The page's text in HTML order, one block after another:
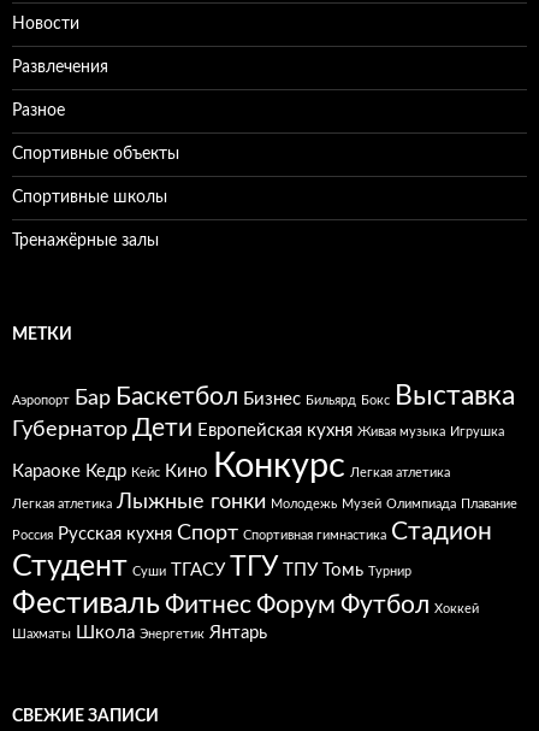
Новости
Развлечения
Разное
Спортивные объекты
Спортивные школы
Тренажёрные залы
МЕТКИ
Аэропорт Бар Баскетбол Бизнес Бильярд Бокс Выставка
Губернатор Дети Европейская кухня Живая музыка Игрушка
Караоке Кедр Кейс Кино Конкурс Легкая атлетика
Легкая атлетика Лыжные гонки Молодежь Музей Олимпиада Плавание
Россия Русская кухня Спорт Спортивная гимнастика Стадион
Студент Суши ТГАСУ ТГУ ТПУ Томь Турнир
ФестивальФитнесФорум Футбол Хоккей
Шахматы Школа Энергетик Янтарь
СВЕЖИЕ ЗАПИСИ